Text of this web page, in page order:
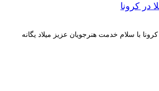
در کرونا
با سلام خدمت هنرجویان عزیز میلاد یگانه